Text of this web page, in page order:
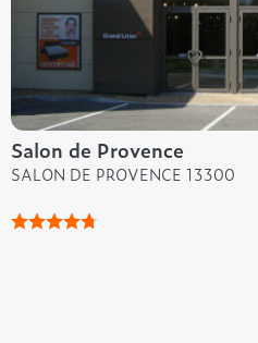
Salon de Provence
SALON DE PROVENCE 13300